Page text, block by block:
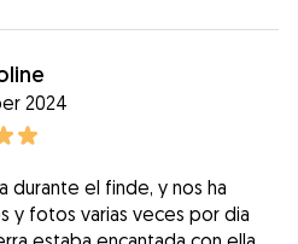
2024
durante el finde, y nos ha
y fotos varias veces por dia